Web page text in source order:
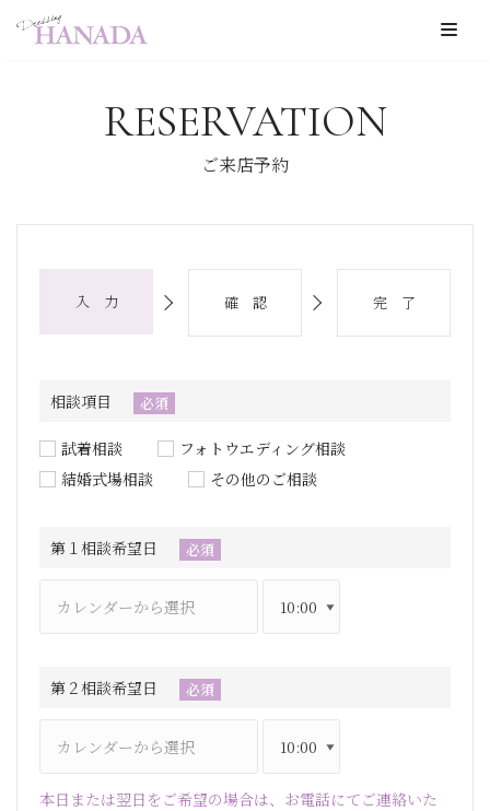
RESERVATION
ご来店予約
入 力 確 認 完 了
相談項目 必須
試着相談
フォトウエディング相談
結婚式場相談
その他のご相談
第１相談希望日 必須
第２相談希望日 必須
本日または翌日をご希望の場合は、お電話にてご連絡いた